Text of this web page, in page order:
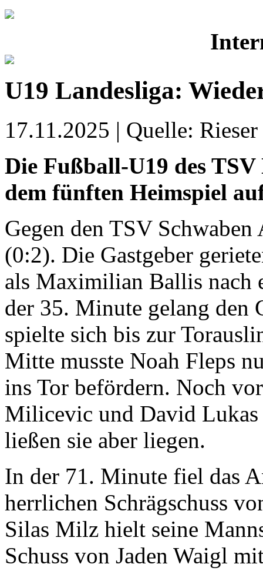
U19 Landesliga:
17.11.2025 | Quelle:
Die Fußball-U19 des
dem fünften Heimspiel
Gegen den TSV
(0:2). Die Gastgeber
als Maximilian Ballis nach
der 35. Minute gelang den
spielte sich bis zur
Mitte musste Noah Fleps
ins Tor befördern. Noch
Milicevic und David Lukas
ließen sie aber liegen.
In der 71. Minute fiel das
herrlichen Schrägschuss
Silas Milz hielt seine
Schuss von Jaden Waigl